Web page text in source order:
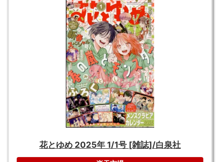
花とゆめ 2025年 1/1号 [雑誌]/白泉社